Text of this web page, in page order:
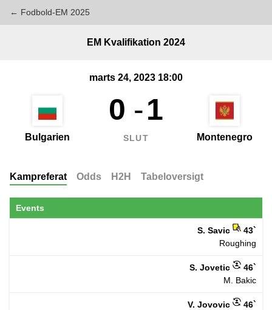
← Fodbold-EM 2025
Bulgarien Montenegro
EM Kvalifikation 2024
marts 24, 2023 18:00
0 - 1
SLUT
Kampreferat Odds H2H Tabeloversigt
Events
S. Savic
43`
Roughing
S. Jovetic
46`
M. Bakic
V. Jovovic
46`